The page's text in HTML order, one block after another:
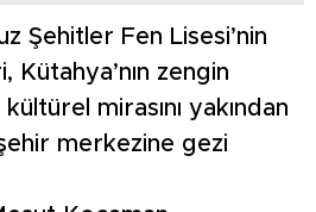
Şehitler Fen Lisesi’nin
Kütahya’nın zengin
mirasını yakından
merkezine gezi